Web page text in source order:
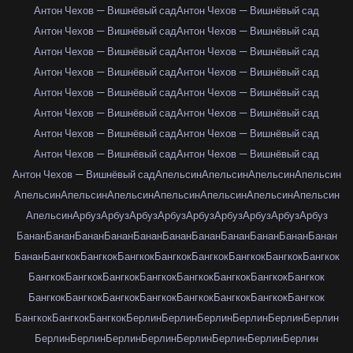
Антон Чехов — Вишнёвый садАнтон Чехов — Вишнёвый сад
Антон Чехов — Вишнёвый садАнтон Чехов — Вишнёвый сад
Антон Чехов — Вишнёвый садАнтон Чехов — Вишнёвый сад
Антон Чехов — Вишнёвый садАнтон Чехов — Вишнёвый сад
Антон Чехов — Вишнёвый садАнтон Чехов — Вишнёвый сад
Антон Чехов — Вишнёвый садАнтон Чехов — Вишнёвый сад
Антон Чехов — Вишнёвый садАнтон Чехов — Вишнёвый сад
Антон Чехов — Вишнёвый садАнтон Чехов — Вишнёвый сад
Антон Чехов — Вишнёвый садАпельсинАпельсинАпельсинАпельсин
АпельсинАпельсинАпельсинАпельсинАпельсинАпельсинАпельсин
АпельсинАрбузАрбузАрбузАрбузАрбузАрбузАрбузАрбузАрбуз
БананБананБананБананБананБананБананБананБананБананБанан
БананБангкокБангкокБангкокБангкокБангкокБангкокБангкокБангкок
БангкокБангкокБангкокБангкокБангкокБангкокБангкокБангкок
БангкокБангкокБангкокБангкокБангкокБангкокБангкокБангкок
БангкокБангкокБангкокБерлинБерлинБерлинБерлинБерлинБерлин
БерлинБерлинБерлинБерлинБерлинБерлинБерлинБерлин